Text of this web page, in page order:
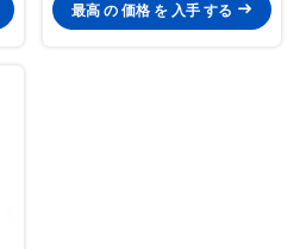
最高 の 価格 を 入手 する